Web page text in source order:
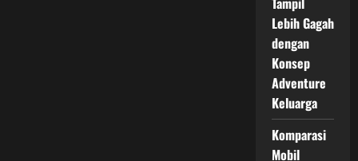
Lebih Gagah
dengan
Konsep
Adventure
Keluarga
Komparasi
Mobil